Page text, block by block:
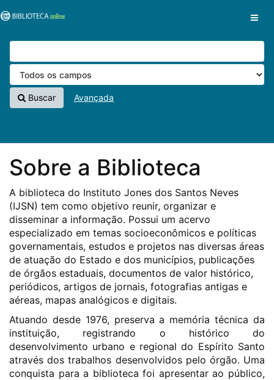
VuFind
Buscar Avançada
Sobre a Biblioteca
A biblioteca do Instituto Jones dos Santos Neves
(IJSN) tem como objetivo reunir, organizar e
disseminar a informação. Possui um acervo
especializado em temas socioeconômicos e políticas
governamentais, estudos e projetos nas diversas áreas
de atuação do Estado e dos municípios, publicações
de órgãos estaduais, documentos de valor histórico,
periódicos, artigos de jornais, fotografias antigas e
aéreas, mapas analógicos e digitais.
Atuando desde 1976, preserva a memória técnica da
instituição, registrando o histórico do
desenvolvimento urbano e regional do Espírito Santo
através dos trabalhos desenvolvidos pelo órgão. Uma
conquista para a biblioteca foi apresentar ao público,